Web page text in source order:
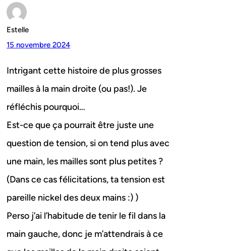
Estelle
15 novembre 2024
Intrigant cette histoire de plus grosses
mailles à la main droite (ou pas!). Je
réfléchis pourquoi…
Est-ce que ça pourrait être juste une
question de tension, si on tend plus avec
une main, les mailles sont plus petites ?
(Dans ce cas félicitations, ta tension est
pareille nickel des deux mains :) )
Perso j’ai l’habitude de tenir le fil dans la
main gauche, donc je m’attendrais à ce